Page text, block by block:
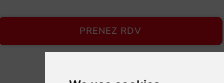
cuisine
de
rêve
PRENEZ RDV